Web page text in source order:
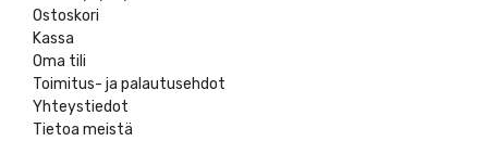
Ostoskori
Kassa
Oma tili
Toimitus- ja palautusehdot
Yhteystiedot
Tietoa meistä